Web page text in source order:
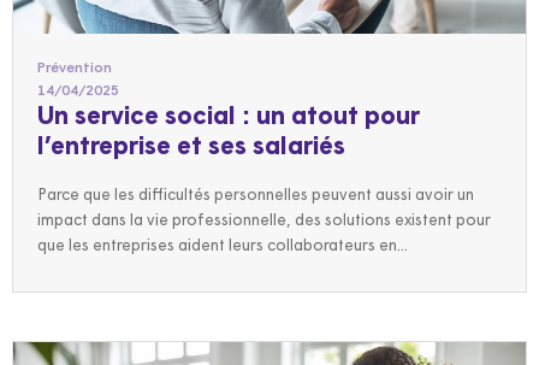
Prévention
14/04/2025
Un service social : un atout pour
l’entreprise et ses salariés
Parce que les difficultés personnelles peuvent aussi avoir un
impact dans la vie professionnelle, des solutions existent pour
que les entreprises aident leurs collaborateurs en...